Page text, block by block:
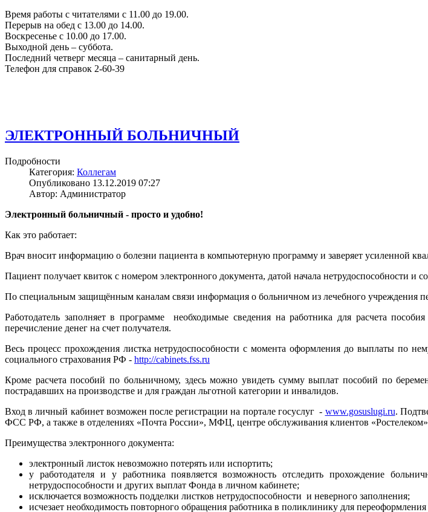
Время работы с читателями с 11.00 до 19.00.
Перерыв на обед с 13.00 до 14.00.
Воскресенье с 10.00 до 17.00.
Выходной день – суббота.
Последний четверг месяца – санитарный день.
Телефон для справок 2-60-39
ЭЛЕКТРОННЫЙ БОЛЬНИЧНЫЙ
Подробности
Категория: Коллегам
Опубликовано 13.12.2019 07:27
Автор: Администратор
Электронный больничный - просто и удобно!
Как это работает:
Врач вносит информацию о болезни пациента в компьютерную программу и заверяет усиленной
Пациент получает квиток с номером электронного документа, датой начала нетрудоспособности и
По специальным защищённым каналам связи информация о больничном из лечебного учреждения
Работодатель заполняет в программе необходимые сведения на работника для расчета
перечисление денег на счет получателя.
Весь процесс прохождения листка нетрудоспособности с момента оформления до выплаты по
социального страхования РФ - http://cabinets.fss.ru
Кроме расчета пособий по больничному, здесь можно увидеть сумму выплат пособий по
пострадавших на производстве и для граждан льготной категории и инвалидов.
Вход в личный кабинет возможен после регистрации на портале госуслуг - www.gosuslugi.ru.
ФСС РФ, а также в отделениях «Почта России», МФЦ, центре обслуживания клиентов «Ростелеком»
Преимущества электронного документа:
электронный листок невозможно потерять или испортить;
у работодателя и у работника появляется возможность отследить прохождение
нетрудоспособности и других выплат Фонда в личном кабинете;
исключается возможность подделки листков нетрудоспособности и неверного заполнения;
исчезает необходимость повторного обращения работника в поликлинику для